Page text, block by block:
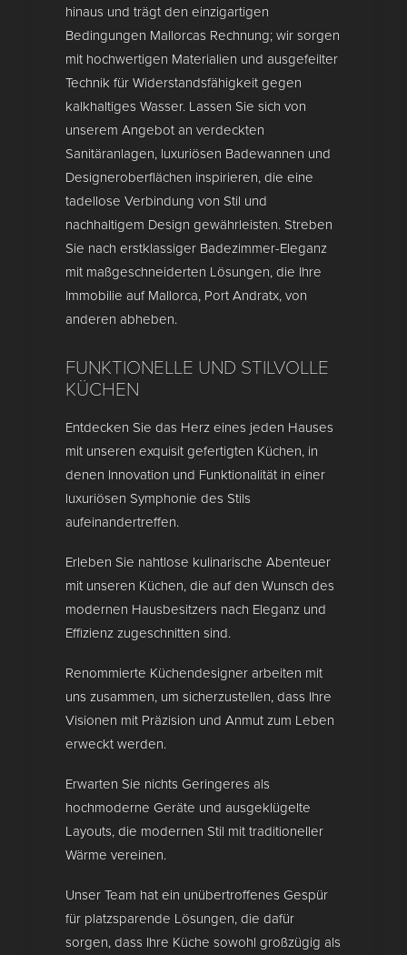
hinaus und trägt den einzigartigen
Bedingungen Mallorcas Rechnung; wir sorgen
mit hochwertigen Materialien und ausgefeilter
Technik für Widerstandsfähigkeit gegen
kalkhaltiges Wasser. Lassen Sie sich von
unserem Angebot an verdeckten
Sanitäranlagen, luxuriösen Badewannen und
Designeroberflächen inspirieren, die eine
tadellose Verbindung von Stil und
nachhaltigem Design gewährleisten. Streben
Sie nach erstklassiger Badezimmer-Eleganz
mit maßgeschneiderten Lösungen, die Ihre
Immobilie auf Mallorca, Port Andratx, von
anderen abheben.
FUNKTIONELLE UND STILVOLLE
KÜCHEN
Entdecken Sie das Herz eines jeden Hauses
mit unseren exquisit gefertigten Küchen, in
denen Innovation und Funktionalität in einer
luxuriösen Symphonie des Stils
aufeinandertreffen.
Erleben Sie nahtlose kulinarische Abenteuer
mit unseren Küchen, die auf den Wunsch des
modernen Hausbesitzers nach Eleganz und
Effizienz zugeschnitten sind.
Renommierte Küchendesigner arbeiten mit
uns zusammen, um sicherzustellen, dass Ihre
Visionen mit Präzision und Anmut zum Leben
erweckt werden.
Erwarten Sie nichts Geringeres als
hochmoderne Geräte und ausgeklügelte
Layouts, die modernen Stil mit traditioneller
Wärme vereinen.
Unser Team hat ein unübertroffenes Gespür
für platzsparende Lösungen, die dafür
sorgen, dass Ihre Küche sowohl großzügig als